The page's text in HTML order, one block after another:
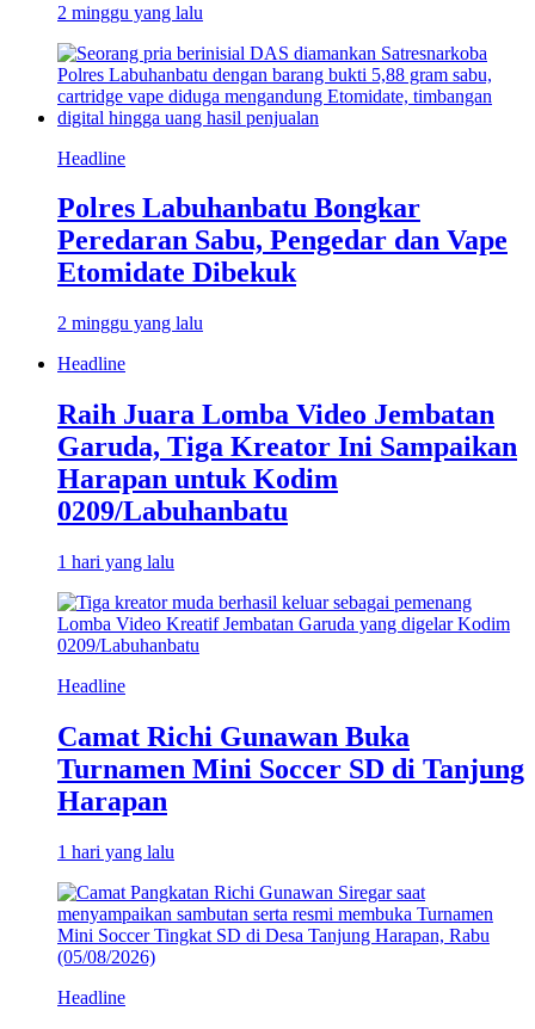
2 minggu yang lalu
Headline
Polres Labuhanbatu Bongkar
Peredaran Sabu, Pengedar dan Vape
Etomidate Dibekuk
2 minggu yang lalu
Headline
Raih Juara Lomba Video Jembatan
Garuda, Tiga Kreator Ini Sampaikan
Harapan untuk Kodim
0209/Labuhanbatu
1 hari yang lalu
Headline
Camat Richi Gunawan Buka
Turnamen Mini Soccer SD di Tanjung
Harapan
1 hari yang lalu
Headline